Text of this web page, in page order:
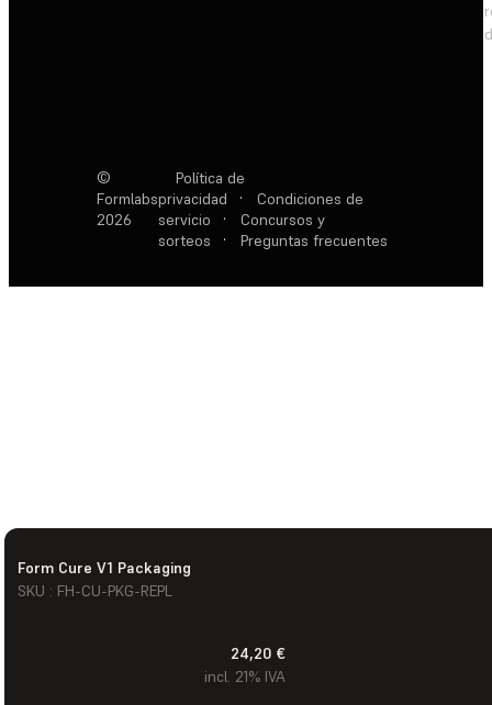
Form Cure V1 Packaging
SKU : FH-CU-PKG-REPL
24,20 €
incl. 21% IVA
©
Formlabs
2026
Política de
privacidad
·
Condiciones de
servicio
·
Concursos y
sorteos
· Preguntas frecuentes